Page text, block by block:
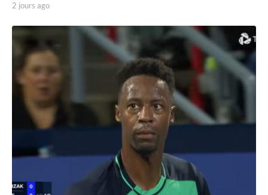
2 jours ago
o
u
r
a